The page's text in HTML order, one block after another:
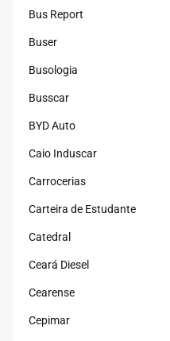
Bus Report
Buser
Busologia
Busscar
BYD Auto
Caio Induscar
Carrocerias
Carteira de Estudante
Catedral
Ceará Diesel
Cearense
Cepimar